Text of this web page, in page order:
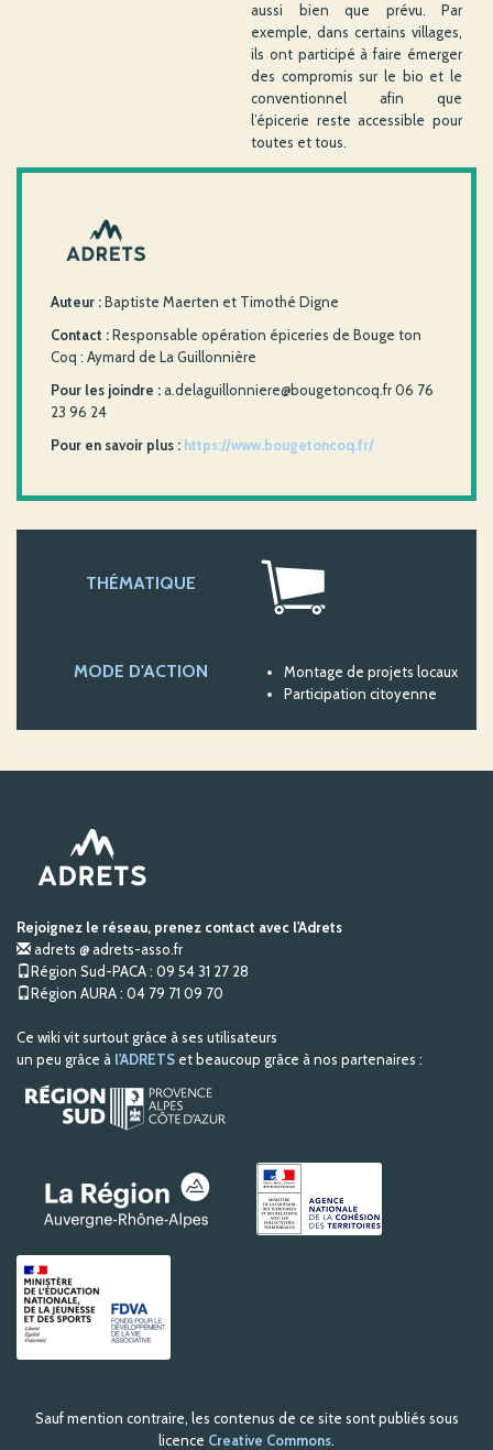
aussi bien que prévu. Par
exemple, dans certains villages,
ils ont participé à faire émerger
des compromis sur le bio et le
conventionnel afin que
l’épicerie reste accessible pour
toutes et tous.
Auteur :Baptiste Maerten et Timothé Digne
Contact :Responsable opération épiceries de Bouge ton
Coq : Aymard de La Guillonnière
Pour les joindre :a.delaguillonniere@bougetoncoq.fr 06 76
23 96 24
Pour en savoir plus : https://www.bougetoncoq.fr/
THÉMATIQUE
MODE D'ACTION
Montage de projets locaux
Participation citoyenne
Rejoignez le réseau, prenez contact avec l'Adrets
adrets @ adrets-asso.fr
Région Sud-PACA : 09 54 31 27 28
Région AURA : 04 79 71 09 70
Ce wiki vit surtout grâce à ses utilisateurs
un peu grâce à l'ADRETS et beaucoup grâce à nos partenaires :
h
e
Sauf mention contraire, les contenus de ce site sont publiés sous
licence Creative Commons.